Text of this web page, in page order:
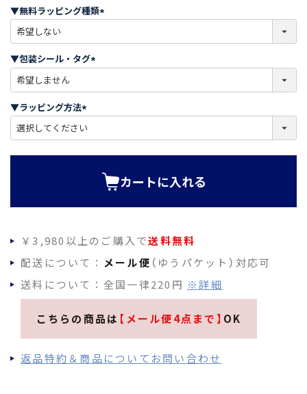
)
▼無料ラッピング種類
必
)
▼包装シール・タグ
必
)
▼ラッピング方法
必
カートに入れる
￥3,980以上のご購入で送料無料
配送について： メール便 （ゆうパケット）対応可
送料について：全国一律220円 ※詳細
こちらの商品は 【メール便4点まで】 OK
返品特約＆商品についてお問い合わせ